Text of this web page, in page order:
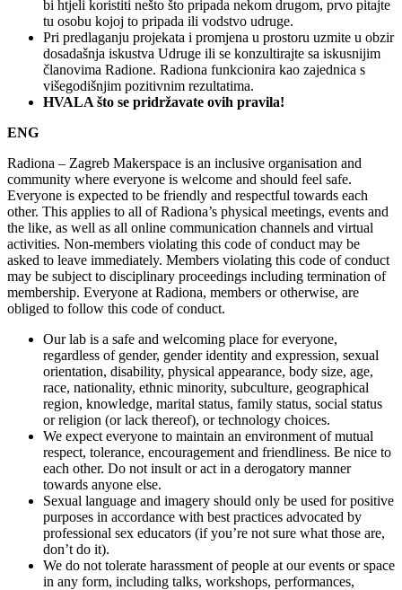
bi htjeli koristiti nešto što pripada nekom drugom, prvo pitajte
tu osobu kojoj to pripada ili vodstvo udruge.
Pri predlaganju projekata i promjena u prostoru uzmite u obzir
dosadašnja iskustva Udruge ili se konzultirajte sa iskusnijim
članovima Radione. Radiona funkcionira kao zajednica s
višegodišnjim pozitivnim rezultatima.
HVALA što se pridržavate ovih pravila!
ENG
Radiona – Zagreb Makerspace is an inclusive organisation and
community where everyone is welcome and should feel safe.
Everyone is expected to be friendly and respectful towards each
other. This applies to all of Radiona’s physical meetings, events and
the like, as well as all online communication channels and virtual
activities. Non-members violating this code of conduct may be
asked to leave immediately. Members violating this code of conduct
may be subject to disciplinary proceedings including termination of
membership. Everyone at Radiona, members or otherwise, are
obliged to follow this code of conduct.
Our lab is a safe and welcoming place for everyone,
regardless of gender, gender identity and expression, sexual
orientation, disability, physical appearance, body size, age,
race, nationality, ethnic minority, subculture, geographical
region, knowledge, marital status, family status, social status
or religion (or lack thereof), or technology choices.
We expect everyone to maintain an environment of mutual
respect, tolerance, encouragement and friendliness. Be nice to
each other. Do not insult or act in a derogatory manner
towards anyone else.
Sexual language and imagery should only be used for positive
purposes in accordance with best practices advocated by
professional sex educators (if you’re not sure what those are,
don’t do it).
We do not tolerate harassment of people at our events or space
in any form, including talks, workshops, performances,